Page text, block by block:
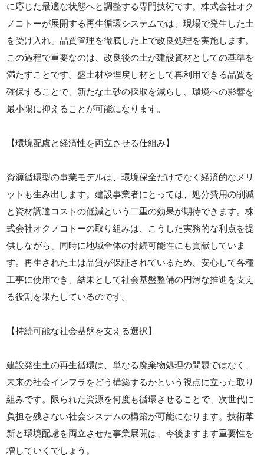
に応じた最適な状態へと調整する専門技術です。株式会社オク
ノコトーが展開する再生循環システムでは、現場で発生した土
を受け入れ、品質管理を徹底した上で改良処理を実施します。
この過程で重要なのは、改良後の土が建設資材としての基準を
満たすことです。盛土材や埋戻し材として再利用できる品質を
確保することで、新たな土砂の採取を減らし、環境への影響を
最小限に抑えることが可能になります。
【環境配慮と経済性を両立させる仕組み】
資源循環型の事業モデルは、環境保全だけでなく経済的なメリ
ットも生み出します。建設事業者にとっては、処分費用の削減
と資材調達コストの低減という二重の効果が期待できます。株
式会社オクノコトーの取り組みは、こうした実務的な利点を提
供しながら、同時に地域全体の持続可能性にも貢献していま
す。再生された土は品質が保証されているため、安心して各種
工事に使用でき、結果として社会基盤整備の円滑な推進を支え
る役割を果たしているのです。
【持続可能な社会基盤を支える選択】
建設発生土の再生循環は、単なる廃棄物処理の問題ではなく、
未来の社会インフラをどう構築するかという視点に立った取り
組みです。限られた資源を何度も循環させることで、次世代に
負担を残さない社会システムの構築が可能になります。技術革
新と環境配慮を両立させた事業展開は、今後ますます重要性を
増していくでしょう。